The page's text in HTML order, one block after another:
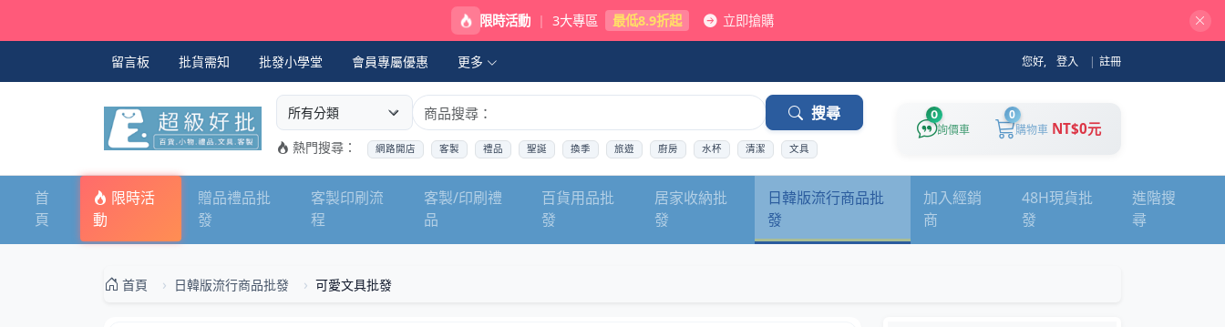
限時活動 | 3大專區 最低8.9折起 立即搶購
留言板 批貨需知 批發小學堂 會員專屬優惠 更多 您好, 登入 | 註冊
選擇商品分類
搜尋商品關鍵字 搜尋
熱門搜尋： 網路開店 客製 禮品 聖誕 換季 旅遊 廚房 水杯 清潔 文具
0
詢價車
0
購物車 NT$0元
首
頁
限時活
動
贈品禮品批
發
客製印刷流
程
客製/印刷禮
品
百貨用品批
發
居家收納批
發
日韓版流行商品批
發
加入經銷
商
48H現貨批
發
進階搜
尋
首頁 日韓版流行商品批發 可愛文具批發